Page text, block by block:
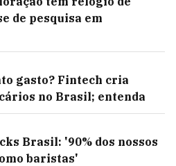
de pesquisa em
gasto? Fintech cria
no Brasil; entenda
Brasil: '90% dos nossos
baristas'